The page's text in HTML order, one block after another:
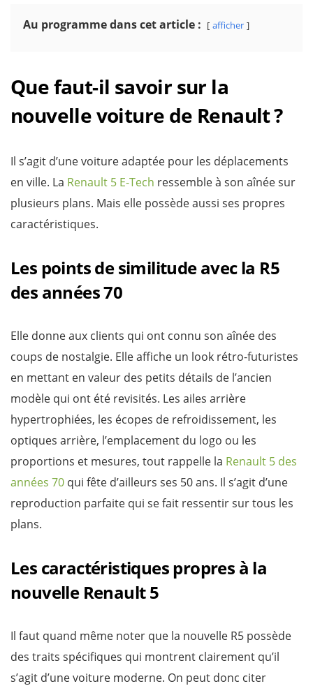
Au programme dans cet article : afficher
Que faut-il savoir sur la
nouvelle voiture de Renault ?
Il s’agit d’une voiture adaptée pour les déplacements
en ville. La Renault 5 E-Tech ressemble à son aînée sur
plusieurs plans. Mais elle possède aussi ses propres
caractéristiques.
Les points de similitude avec la R5
des années 70
Elle donne aux clients qui ont connu son aînée des
coups de nostalgie. Elle affiche un look rétro-futuristes
en mettant en valeur des petits détails de l’ancien
modèle qui ont été revisités. Les ailes arrière
hypertrophiées, les écopes de refroidissement, les
optiques arrière, l’emplacement du logo ou les
proportions et mesures, tout rappelle la Renault 5 des
années 70 qui fête d’ailleurs ses 50 ans. Il s’agit d’une
reproduction parfaite qui se fait ressentir sur tous les
plans.
Les caractéristiques propres à la
nouvelle Renault 5
Il faut quand même noter que la nouvelle R5 possède
des traits spécifiques qui montrent clairement qu’il
s’agit d’une voiture moderne. On peut donc citer